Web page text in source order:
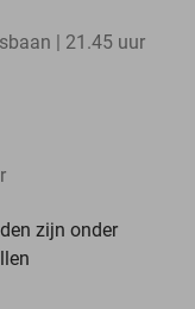
| 21.45 uur
zijn onder